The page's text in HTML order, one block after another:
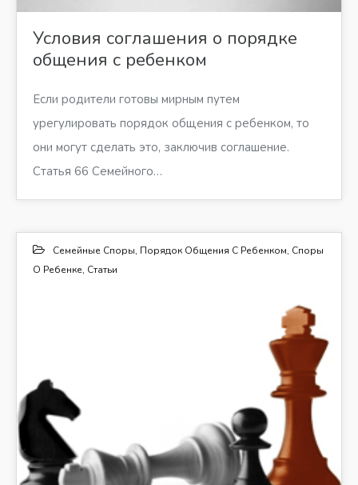
Условия соглашения о порядке
общения с ребенком
Если родители готовы мирным путем
урегулировать порядок общения с ребенком, то
они могут сделать это, заключив соглашение.
Статья 66 Семейного…
Семейные Споры, Порядок Общения С Ребенком, Споры
О Ребенке, Статьи